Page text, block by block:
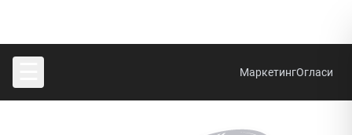
МаркетингОгласи